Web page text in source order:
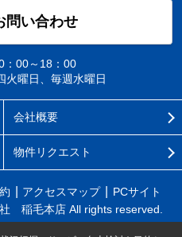
問い合わせ
：00～18：00
火曜日、毎週水曜日
会社概要
物件リクエスト
アクセスマップ
PCサイト
稲毛本店 All rights reserved.